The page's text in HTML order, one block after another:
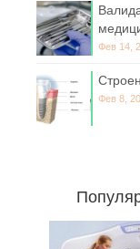
Фев 14,
Фев 8,